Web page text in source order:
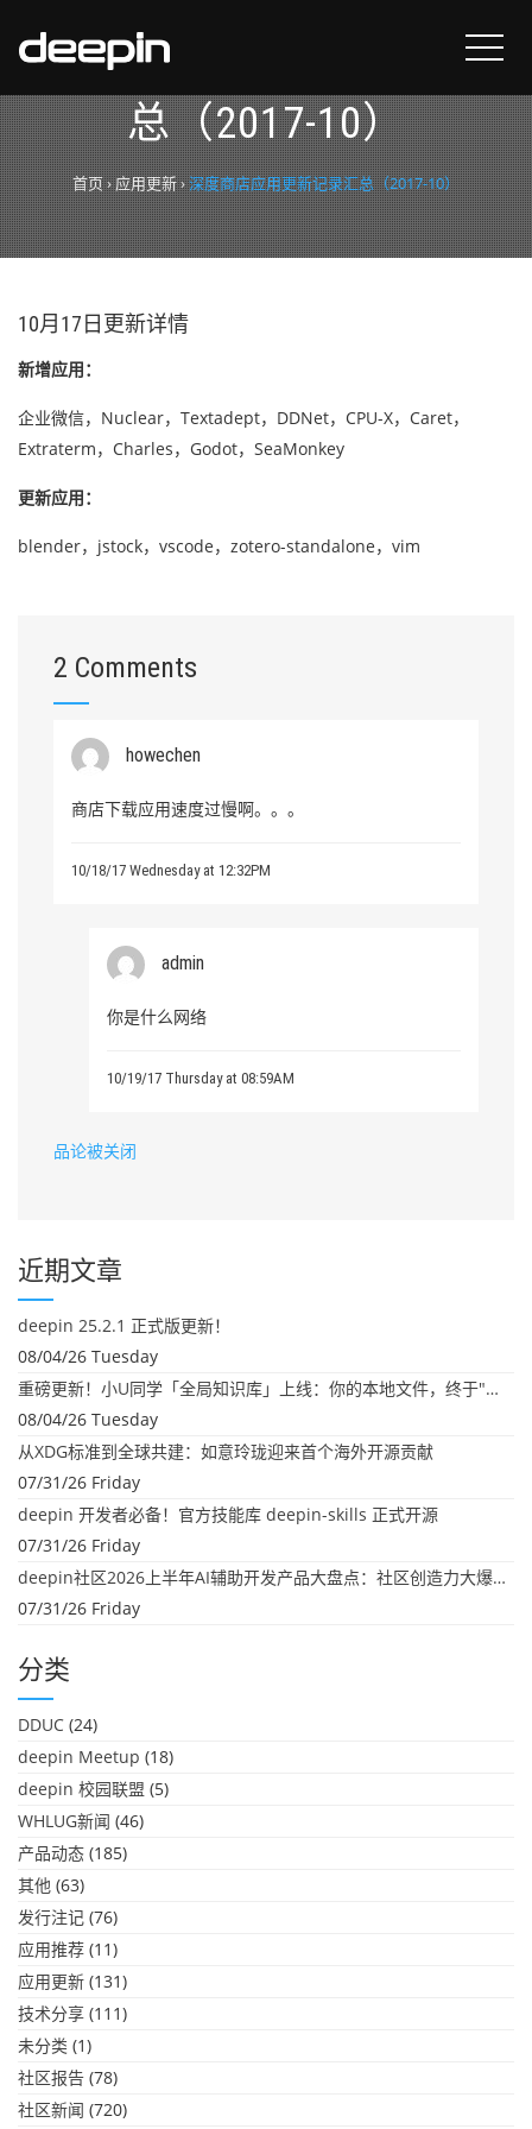
深度商店应用更新记录汇
总（2017-10）
首页› 应用更新› 深度商店应用更新记录汇总（2017-10）
10月17日更新详情
新增应用：
企业微信，Nuclear，Textadept，DDNet，CPU-X，Caret，
Extraterm，Charles，Godot，SeaMonkey
更新应用：
blender，jstock，vscode，zotero-standalone，vim
2 Comments
howechen
商店下载应用速度过慢啊。。。
10/18/17 Wednesday at 12:32PM
admin
你是什么网络
10/19/17 Thursday at 08:59AM
品论被关闭
近期文章
deepin 25.2.1 正式版更新！
08/04/26 Tuesday
重磅更新！小U同学「全局知识库」上线：你的本地文件，终于"活"起来了
08/04/26 Tuesday
从XDG标准到全球共建：如意玲珑迎来首个海外开源贡献
07/31/26 Friday
deepin 开发者必备！官方技能库 deepin-skills 正式开源
07/31/26 Friday
deepin社区2026上半年AI辅助开发产品大盘点：社区创造力大爆发！
07/31/26 Friday
分类
DDUC (24)
deepin Meetup (18)
deepin 校园联盟 (5)
WHLUG新闻 (46)
产品动态 (185)
其他 (63)
发行注记 (76)
应用推荐 (11)
应用更新 (131)
技术分享 (111)
未分类 (1)
社区报告 (78)
社区新闻 (720)